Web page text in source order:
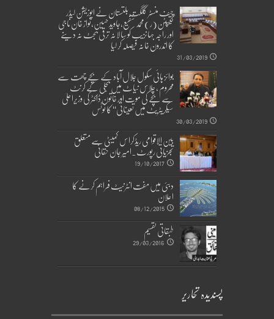
چیف منسٹر گلگت بلتستان نے اپوزیشن لیڈر
کیپٹن(ر)محمد شفیع،جاوید حسین،نواز خان ناجی
اور راجہ جہانزیب کو سالانہ ترقی بجٹ نہ دینے
کا اندرون خانہ فیصلہ کر لیا
31/03/2019
بوائز ہائی سکول جلال آباد کے بچے چھت سے
محروم ، چلاس نیاٹ میں بجلی کے کرنٹ
سے بچے کی موت اور خاتون ڈاکٹر کی وزیراعلیٰ
سیکریٹریٹ میں تعیناتی‘‘ کا نوٹس
30/03/2019
بین الاقوامی ریڈکراس کمیٹی سے متعلق
تجزیاتی رپورٹ۔امیر جان حقانی
19/10/2017
دبئی میں مفت انٹرنیٹ فراہم کرنے کا
اعلان
08/12/2015
طبقاتی تقسیم
29/03/2016
پسندیدہ تحاریر